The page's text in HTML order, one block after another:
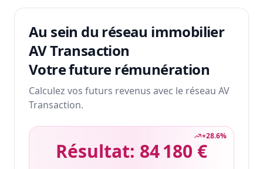
Au sein du réseau immobilier
AV Transaction
Votre future rémunération
Calculez vos futurs revenus avec le réseau AV
Transaction.
+28.6%
Résultat: 84 180 €